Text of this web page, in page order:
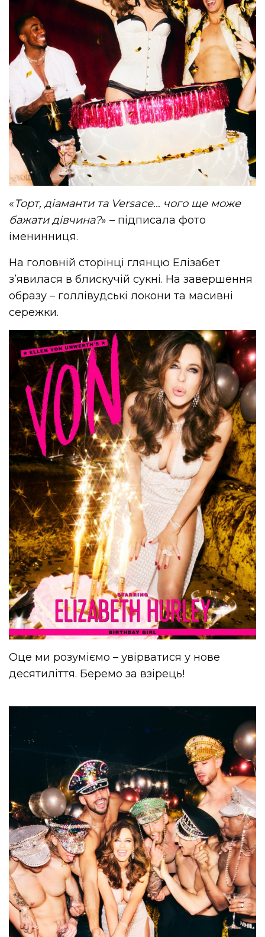
«Торт, діаманти та Versace… чого ще може
бажати дівчина?» – підписала фото
іменинниця.
На головній сторінці глянцю Елізабет
з’явилася в блискучій сукні. На завершення
образу – голлівудські локони та масивні
сережки.
Оце ми розуміємо – увірватися у нове
десятиліття. Беремо за взірець!